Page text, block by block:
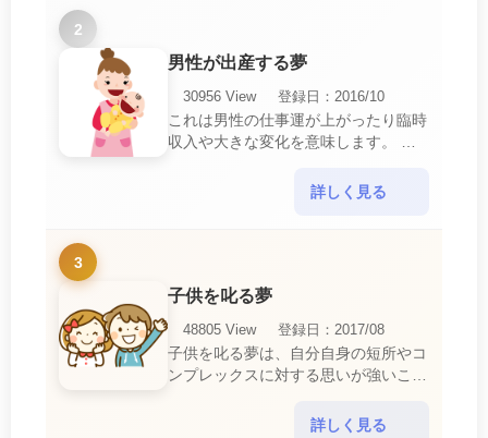
2
男性が出産する夢
30956 View
登録日：2016/10
これは男性の仕事運が上がったり臨時
収入や大きな変化を意味します。 喜
ればあり得ない事が起きるのでビック
詳しく見る
3
子供を叱る夢
48805 View
登録日：2017/08
子供を叱る夢は、自分自身の短所やコ
ンプレックスに対する思いが強いこと
短所やコンプレックスを的確に認識し
詳しく見る